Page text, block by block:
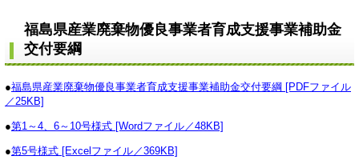
福島県産業廃棄物優良事業者育成支援事業補助金
交付要綱
●福島県産業廃棄物優良事業者育成支援事業補助金交付要綱 [PDFファイル
／25KB]
●第1～4、6～10号様式 [Wordファイル／48KB]
●第5号様式 [Excelファイル／369KB]